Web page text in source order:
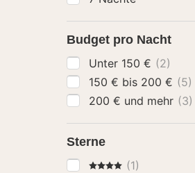
Budget pro Nacht
Unter 150 € (2)
150 € bis 200 € (5)
200 € und mehr (3)
Sterne
4 Sterne(1)